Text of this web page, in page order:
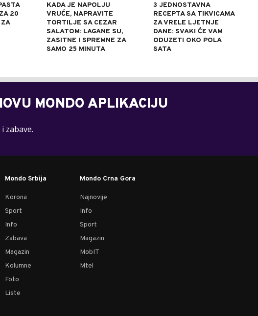
20
KADA JE NAPOLJU
VRUĆE, NAPRAVITE
TORTILJE SA CEZAR
SALATOM: LAGANE SU,
ZASITNE I SPREMNE ZA
SAMO 25 MINUTA
3 JEDNOSTAVNA
RECEPTA SA TIKVICAMA
ZA VRELE LJETNJE
DANE: SVAKI ĆE VAM
ODUZETI OKO POLA
SATA
MONDO APLIKACIJU
zabave.
Mondo Srbija
Korona
Sport
Info
Zabava
Magazin
Kolumne
Foto
Liste
Mondo Crna Gora
Najnovije
Info
Sport
Magazin
MobIT
Mtel